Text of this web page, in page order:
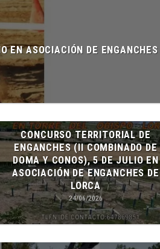
EN ASOCIACIÓN DE ENGANCHES
CONCURSO TERRITORIAL DE
ENGANCHES (II COMBINADO DE
DOMA Y CONOS), 5 DE JULIO EN
ASOCIACIÓN DE ENGANCHES DE
LORCA
24/06/2026